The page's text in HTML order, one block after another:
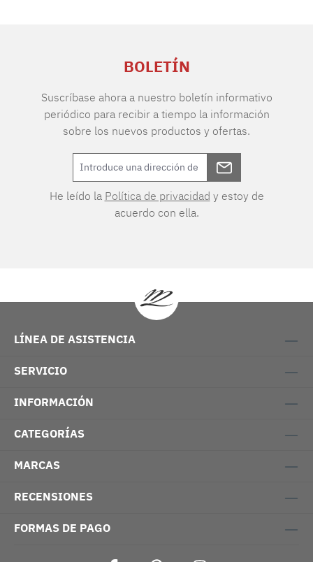
BOLETÍN
Suscríbase ahora a nuestro boletín informativo
periódico para recibir a tiempo la información
sobre los nuevos productos y ofertas.
He leído la Política de privacidad y estoy de
acuerdo con ella.
LÍNEA DE ASISTENCIA
SERVICIO
INFORMACIÓN
CATEGORÍAS
MARCAS
RECENSIONES
FORMAS DE PAGO